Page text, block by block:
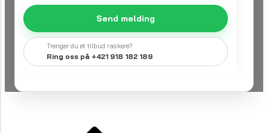
Send melding
Trenger du et tilbud raskere?
Ring oss på +421 918 182 189